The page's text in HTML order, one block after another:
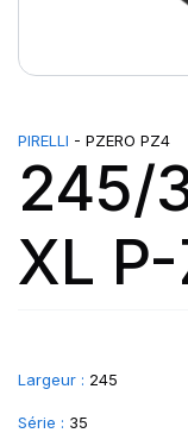
PIRELLI - PZERO PZ4
245/
XL
Largeur : 245
Série : 35